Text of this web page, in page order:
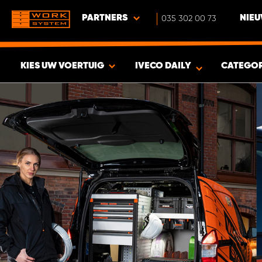
PARTNERS 035 302 00 73
KIES UW VOERTUIG
BEKIJK RESULTAAT - PRODUCTEN
IVECO DAILY